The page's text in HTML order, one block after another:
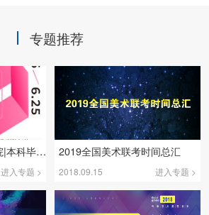
专题推荐
京点​带你走近中央美院|本科毕业展
进入专题 >
2019全国美术联考时间总汇
2018.09.15 进入专题 >